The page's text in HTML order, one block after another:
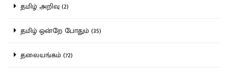
தமிழ் அறிவு (2)
தமிழ் ஒன்றே போதும் (35)
தலையங்கம் (72)